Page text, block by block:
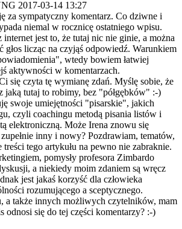
2017-03-14 13:27
za sympatyczny komentarz. Co dziwne i
niemal w rocznicę ostatniego wpisu.
jest to, że tutaj nic nie ginie, a można
głos licząc na czyjąś odpowiedź. Warunkiem
, wtedy bowiem łatwiej
aktywności w komentarzach.
się czyta tę wymianę zdań. Myślę sobie, że
jaką tutaj to robimy, bez "półgębków" :-)
swoje umiejętności "pisarskie", jakich
czyli coachingu metodą pisania listów i
elektroniczną. Może Irena znowu się
inny i nowy? Pozdrawiam, tematów,
tego artykułu na pewno nie zabraknie.
pomysły profesora Zimbardo
a niekiedy moim zdaniem są wręcz
jest jakaś korzyść dla człowieka
rozumującego a sceptycznego.
a także innych możliwych czytelników, mam
odnosi się do tej części komentarzy? :-)